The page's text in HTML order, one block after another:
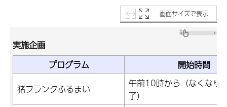
画面サイズで表示
実施企画
プログラム
開始時間
猪フランクふるまい
午前10時から（なくなり
了）